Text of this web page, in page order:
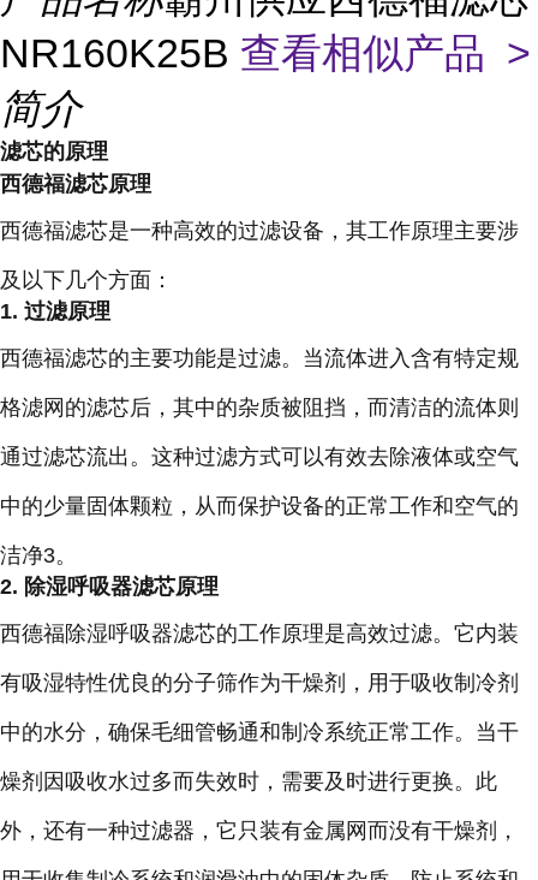
NR160K25B 查看相似产品 >
简介
滤芯的原理
西德福滤芯原理
西德福滤芯是一种高效的过滤设备，其工作原理主要涉
及以下几个方面：
1. 过滤原理
西德福滤芯的主要功能是过滤。当流体进入含有特定规
格滤网的滤芯后，其中的杂质被阻挡，而清洁的流体则
通过滤芯流出。这种过滤方式可以有效去除液体或空气
中的少量固体颗粒，从而保护设备的正常工作和空气的
洁净3。
2. 除湿呼吸器滤芯原理
西德福除湿呼吸器滤芯的工作原理是高效过滤。它内装
有吸湿特性优良的分子筛作为干燥剂，用于吸收制冷剂
中的水分，确保毛细管畅通和制冷系统正常工作。当干
燥剂因吸收水过多而失效时，需要及时进行更换。此
外，还有一种过滤器，它只装有金属网而没有干燥剂，